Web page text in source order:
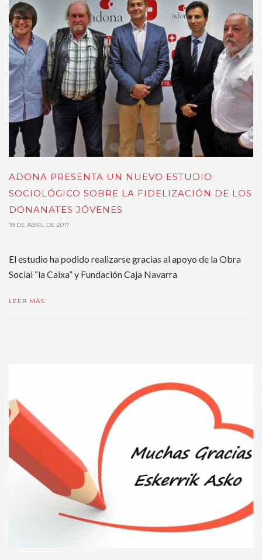
ADONA PRESENTA UN NUEVO ESTUDIO
SOCIOLÓGICO SOBRE LA FIDELIZACIÓN DE LOS
DONANATES JÓVENES
19 DE ABRIL DE 2017
El estudio ha podido realizarse gracias al apoyo de la Obra
Social “la Caixa” y Fundación Caja Navarra
LEER MÁS